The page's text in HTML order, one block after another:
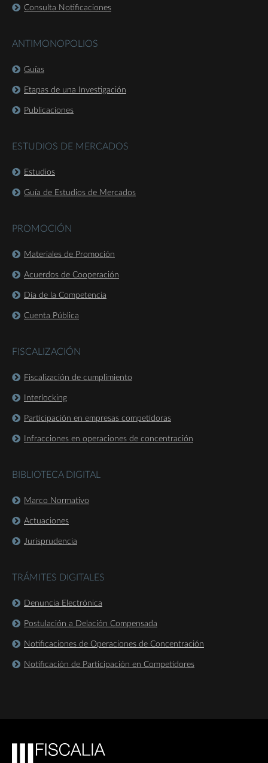
Consulta Notificaciones
ANTIMONOPOLIOS
Guías
Etapas de una Investigación
Publicaciones
ESTUDIOS DE MERCADOS
Estudios
Guía de Estudios de Mercados
PROMOCIÓN
Materiales de Promoción
Acuerdos de Cooperación
Día de la Competencia
Cuenta Pública
FISCALIZACIÓN
Fiscalización de cumplimiento
Interlocking
Participación en empresas competidoras
Infracciones en operaciones de concentración
BIBLIOTECA DIGITAL
Marco Normativo
Actuaciones
Jurisprudencia
TRÁMITES DIGITALES
Denuncia Electrónica
Postulación a Delación Compensada
Notificaciones de Operaciones de Concentración
Notificación de Participación en Competidores